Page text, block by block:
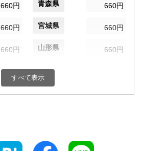
660円 青森県 660円
660円 宮城県 660円
660円 山形県 660円
660円 茨城県
660円 660円
すべて表示